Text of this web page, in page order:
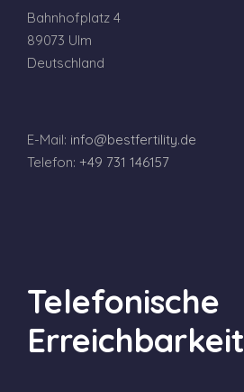
Bahnhofplatz 4
89073 Ulm
Deutschland
E-Mail: info@bestfertility.de
Telefon: +49 731 146157
Telefonische
Erreichbarkeit